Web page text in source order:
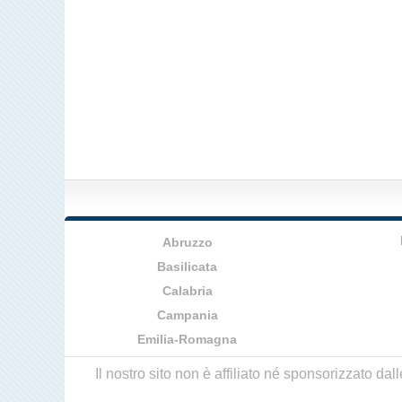
Abruzzo
Basilicata
Calabria
Campania
Emilia-Romagna
Il nostro sito non è affiliato né sponsorizzato